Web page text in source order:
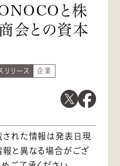
と株
会との資本
リリース 企業
された情報は発表日現
報と異なる場合がござ